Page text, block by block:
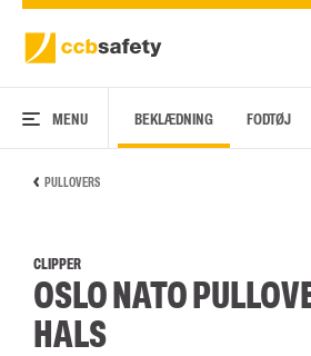
MENU BEKLÆDNING FODTØJ
PULLOVERS
CLIPPER
OSLO NATO
HALS